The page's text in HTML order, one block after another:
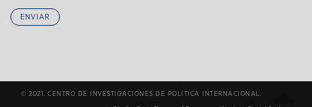
ENVIAR
© 2021. CENTRO DE INVESTIGACIONES DE POLÍTICA INTERNACIONAL.